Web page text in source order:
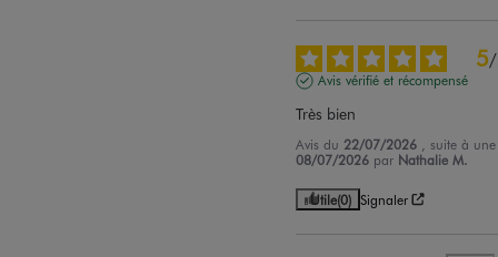
5/
Avis vérifié et récompensé
Très bien
Avis du 22/07/2026
, suite à
08/07/2026 par Nathalie M.
Utile(0) Signaler